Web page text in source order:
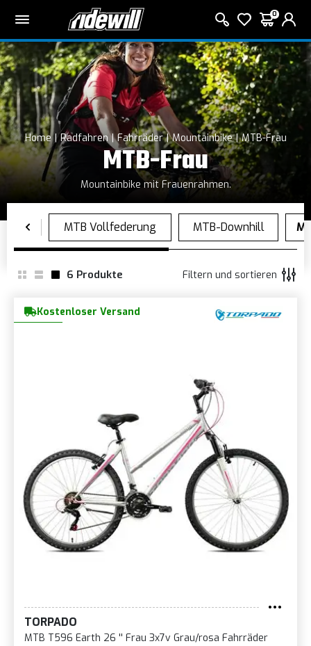
0
Home Radfahren Fahrräder Mountainbike MTB-Frau
MTB-Frau
Mountainbike mit Frauenrahmen.
6 Produkte Filtern und sortieren
Kostenloser Versand
TORPADO
MTB T596 Earth 26 '' Frau 3x7v Grau/rosa Fahrräder